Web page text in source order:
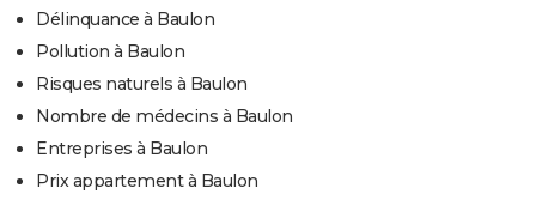
Délinquance à Baulon
Pollution à Baulon
Risques naturels à Baulon
Nombre de médecins à Baulon
Entreprises à Baulon
Prix appartement à Baulon